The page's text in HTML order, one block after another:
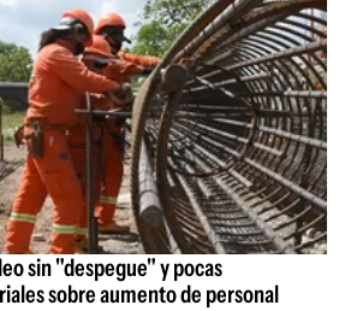
sin "despegue" y pocas
sobre aumento de personal